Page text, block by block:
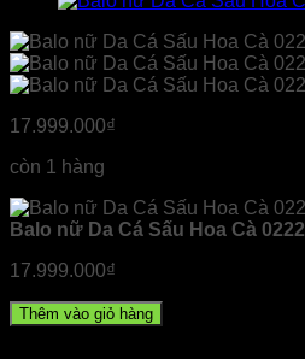
17.999.000₫
còn 1 hàng
Balo nữ Da Cá Sấu Hoa Cà 0222
17.999.000₫
Thêm vào giỏ hàng